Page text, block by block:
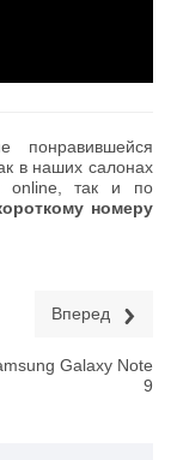
понравившейся
в наших салонах
online, так и по
номеру
Вперед
Galaxy Note
9